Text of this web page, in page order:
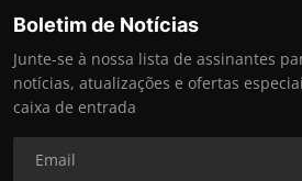
Boletim de Notícias
Junte-se à nossa lista de assinantes
notícias, atualizações e ofertas
caixa de entrada